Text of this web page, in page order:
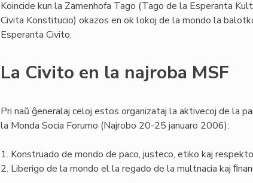
Koincide kun la Zamenhofa Tago (Tago de la Esperanta
Civita Konstitucio) okazos en ok lokoj de la mondo la
Esperanta Civito.
La Civito en la najroba MSF
Pri naŭ ĝeneralaj celoj estos organizataj la aktivecoj de la
la Monda Socia Forumo (Najrobo 20-25 januaro 2006):
1. Konstruado de mondo de paco, justeco, etiko kaj
2. Liberigo de la mondo el la regado de la multnacia kaj